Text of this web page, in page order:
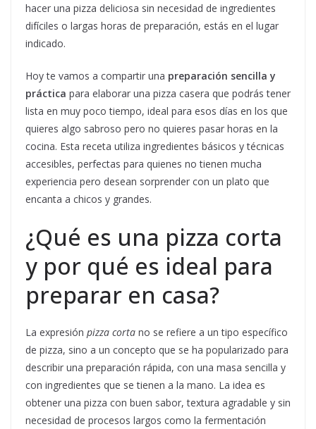
hacer una pizza deliciosa sin necesidad de ingredientes
difíciles o largas horas de preparación, estás en el lugar
indicado.
Hoy te vamos a compartir una preparación sencilla y
práctica para elaborar una pizza casera que podrás tener
lista en muy poco tiempo, ideal para esos días en los que
quieres algo sabroso pero no quieres pasar horas en la
cocina. Esta receta utiliza ingredientes básicos y técnicas
accesibles, perfectas para quienes no tienen mucha
experiencia pero desean sorprender con un plato que
encanta a chicos y grandes.
¿Qué es una pizza corta
y por qué es ideal para
preparar en casa?
La expresión pizza corta no se refiere a un tipo específico
de pizza, sino a un concepto que se ha popularizado para
describir una preparación rápida, con una masa sencilla y
con ingredientes que se tienen a la mano. La idea es
obtener una pizza con buen sabor, textura agradable y sin
necesidad de procesos largos como la fermentación